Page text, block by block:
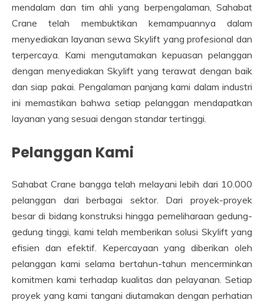
mendalam dan tim ahli yang berpengalaman, Sahabat
Crane telah membuktikan kemampuannya dalam
menyediakan layanan sewa Skylift yang profesional dan
terpercaya. Kami mengutamakan kepuasan pelanggan
dengan menyediakan Skylift yang terawat dengan baik
dan siap pakai. Pengalaman panjang kami dalam industri
ini memastikan bahwa setiap pelanggan mendapatkan
layanan yang sesuai dengan standar tertinggi.
Pelanggan Kami
Sahabat Crane bangga telah melayani lebih dari 10.000
pelanggan dari berbagai sektor. Dari proyek-proyek
besar di bidang konstruksi hingga pemeliharaan gedung-
gedung tinggi, kami telah memberikan solusi Skylift yang
efisien dan efektif. Kepercayaan yang diberikan oleh
pelanggan kami selama bertahun-tahun mencerminkan
komitmen kami terhadap kualitas dan pelayanan. Setiap
proyek yang kami tangani diutamakan dengan perhatian